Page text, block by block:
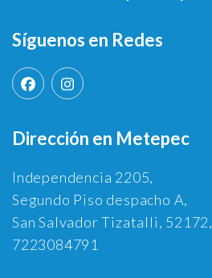
Síguenos en Redes
Dirección en Metepec
Independencia 2205,
Segundo Piso despacho A,
San Salvador Tizatalli, 52172,
7223084791